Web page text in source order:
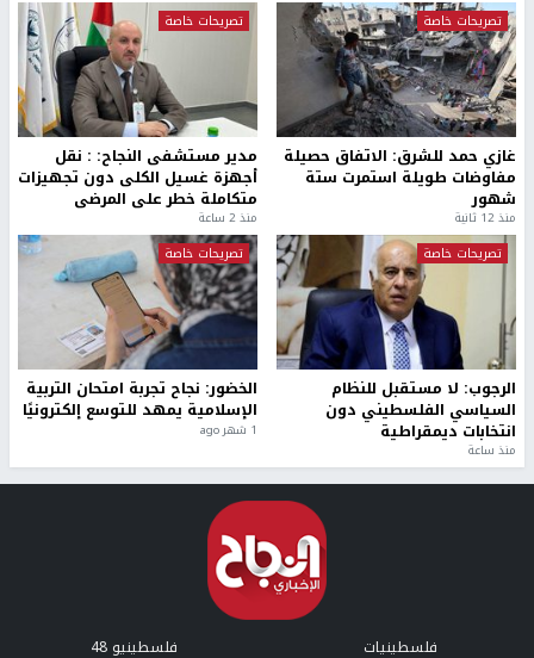
تصريحات خاصة
غازي حمد للشرق: الاتفاق حصيلة
مفاوضات طويلة استمرت ستة
شهور
منذ 12 ثانية
تصريحات خاصة
مدير مستشفى النجاح: : نقل
أجهزة غسيل الكلى دون تجهيزات
متكاملة خطر على المرضى
منذ 2 ساعة
تصريحات خاصة
الرجوب: لا مستقبل للنظام
السياسي الفلسطيني دون
انتخابات ديمقراطية
منذ ساعة
تصريحات خاصة
الخضور: نجاح تجربة امتحان التربية
الإسلامية يمهد للتوسع إلكترونيًا
1 شهر ago
فلسطينيات فلسطينيو 48